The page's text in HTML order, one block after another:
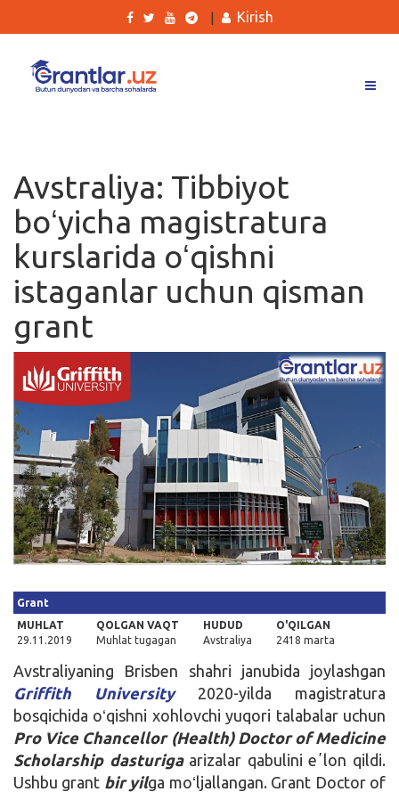
Ishlar
Kurslar
Blog
Yana
Qidirish
Kirish
Kirish
Avstraliya: Tibbiyot
boʻyicha magistratura
kurslarida oʻqishni
istaganlar uchun qisman
grant
Grant
MUHLAT
29.11.2019
QOLGAN VAQT
Muhlat tugagan
HUDUD
Avstraliya
O'QILGAN
2418 marta
Avstraliyaning Brisben shahri janubida joylashgan
Griffith University2020-yilda magistratura
bosqichida oʻqishni xohlovchi yuqori talabalar uchun
Pro Vice Chancellor (Health) Doctor of Medicine
Scholarship dasturigaarizalar qabulini eʼlon qildi.
Ushbu grant bir yilga moʻljallangan. Grant Doctor of